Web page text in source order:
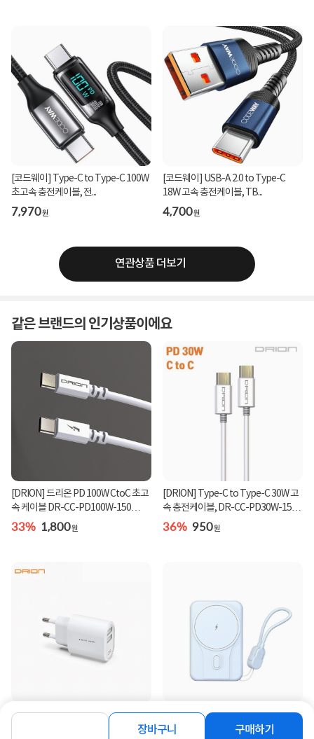
장바구니 구매하기
[코드웨이] Type-C to Type-C 100W
초고속 충전케이블, 전...
7,970원
[코드웨이] USB-A 2.0 to Type-C
18W 고속 충전케이블, TB...
4,700원
연관상품 더보기
같은 브랜드의 인기상품이에요
[DRION] 드리온 PD 100W CtoC 초고
속 케이블 DR-CC-PD100W-150
[1.5M]
33% 1,800원
[DRION] Type-C to Type-C 30W 고
속 충전케이블, DR-CC-PD30W-150
[화이트/1.5m]
36% 950원
[DRION] 드리온 가정용 충전기 2.1A
[DRION] 15W 고속 맥세이프 배터리
(스트랩 키링 포함) 10000mAh [D-